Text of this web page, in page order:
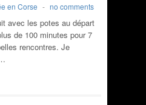
en Corse - no comments
avec les potes au départ
de 100 minutes pour 7
rencontres. Je